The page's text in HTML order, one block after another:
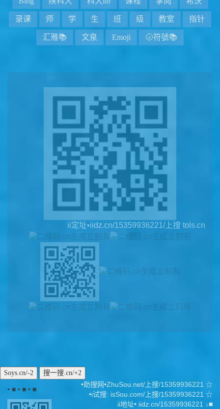
ii定址•iidz.cn/15359936221/上搜 tols.cn
•助搜网•ZhuSou.net/上搜/15359936221 ☆
•i试搜: isSou.com/上搜/15359936221 ☆
ii地址• iidz.cn/15359936221 ↓■
• ■ • ■ • ■